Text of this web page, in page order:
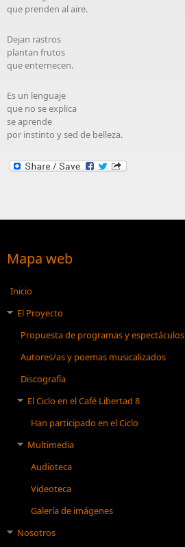
que prenden al aire.
Dejan rastros
plantan frutos
que enternecen.
Es un lenguaje
que no se explica
se aprende
por instinto y sed de belleza.
Mapa web
Inicio
El Proyecto
Propuesta de programas y espectáculos
Autores/as y poemas musicalizados
Discografía
El Ciclo en el Café Libertad 8
Han participado en el Ciclo
Multimedia
Audioteca
Videoteca
Galería de imágenes
Nosotros